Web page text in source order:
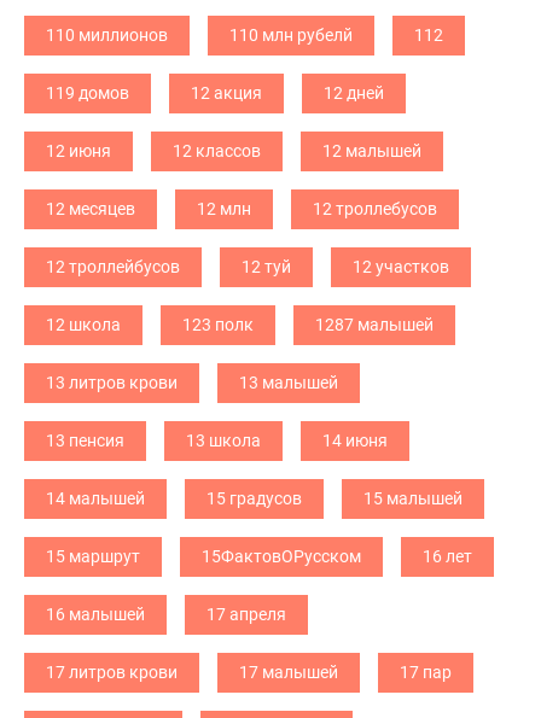
110 миллионов 110 млн рубелй 112
119 домов 12 акция 12 дней
12 июня 12 классов 12 малышей
12 месяцев 12 млн 12 троллебусов
12 троллейбусов 12 туй 12 участков
12 школа 123 полк 1287 малышей
13 литров крови 13 малышей
13 пенсия 13 школа 14 июня
14 малышей 15 градусов 15 малышей
15 маршрут 15ФактовОРусском 16 лет
16 малышей 17 апреля
17 литров крови 17 малышей 17 пар